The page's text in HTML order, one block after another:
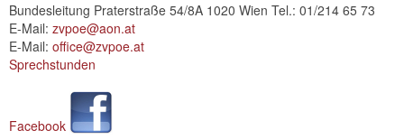
Bundesleitung Praterstraße 54/8A 1020 Wien Tel.: 01/214 65 73
E-Mail: zvpoe@aon.at
E-Mail: office@zvpoe.at
Sprechstunden
Facebook